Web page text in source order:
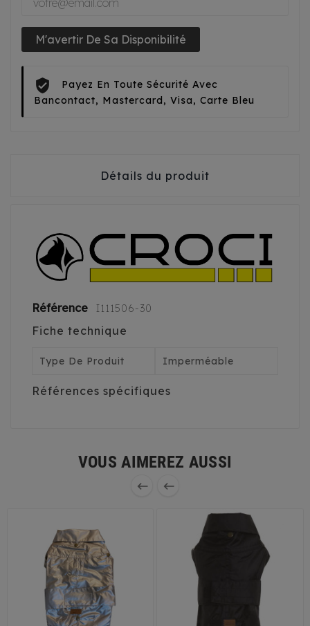
M'avertir De Sa Disponibilité
Payez En Toute Sécurité Avec
Bancontact, Mastercard, Visa, Carte Bleu
Détails du produit
Référence I111506-30
Fiche technique
Type De Produit Imperméable
Références spécifiques
VOUS AIMEREZ AUSSI
 